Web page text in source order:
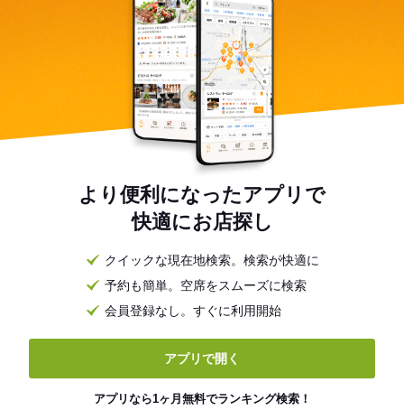
より便利になったアプリで
快適にお店探し
クイックな現在地検索。検索が快適に
予約も簡単。空席をスムーズに検索
会員登録なし。すぐに利用開始
アプリで開く
アプリなら1ヶ月無料でランキング検索！